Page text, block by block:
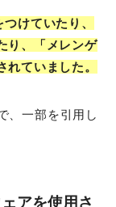
けていたり、
り、「メレンゲ
ていました。
、一部を引用し
アを使用さ